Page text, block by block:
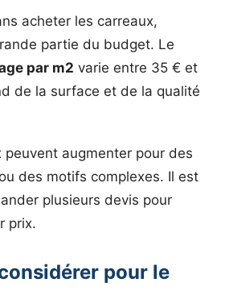
acheter les carreaux,
partie du budget. Le
par m2 varie entre 35 € et
de la surface et de la qualité
peuvent augmenter pour des
des motifs complexes. Il est
plusieurs devis pour
prix.
pour le